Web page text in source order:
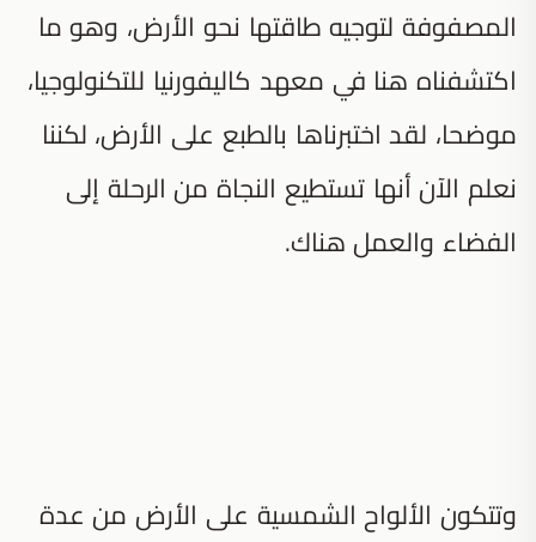
المصفوفة لتوجيه طاقتها نحو الأرض، وهو ما
اكتشفناه هنا في معهد كاليفورنيا للتكنولوجيا،
موضحا، لقد اختبرناها بالطبع على الأرض، لكننا
نعلم الآن أنها تستطيع النجاة من الرحلة إلى
الفضاء والعمل هناك.
وتتكون الألواح الشمسية على الأرض من عدة